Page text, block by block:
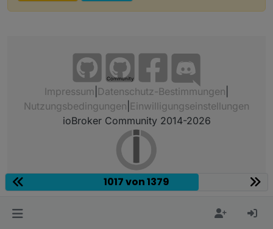
Community
Impressum Datenschutz-Bestimmungen
Nutzungsbedingungen Einwilligungseinstellungen
ioBroker Community 2014-2026
1017 von 1379